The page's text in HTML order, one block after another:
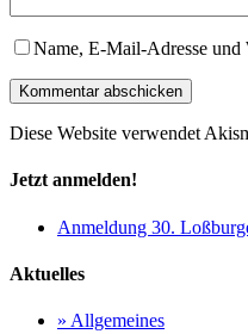
Name, E-Mail-Adresse und
Diese Website verwendet
Jetzt anmelden!
Anmeldung 30.
Aktuelles
» Allgemeines